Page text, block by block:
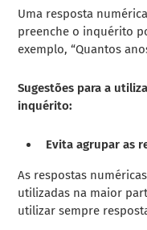
Uma resposta
preenche o inquérito
exemplo, “Quantos
Sugestões para a
inquérito:
Evita agrupar as
As respostas
utilizadas na maior
utilizar sempre